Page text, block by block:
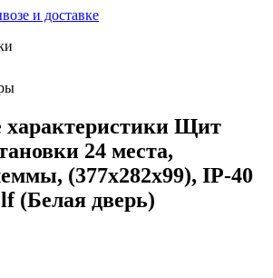
и доставке
характеристики Щит
24 места,
(377х282х99), IP-40
(Белая дверь)